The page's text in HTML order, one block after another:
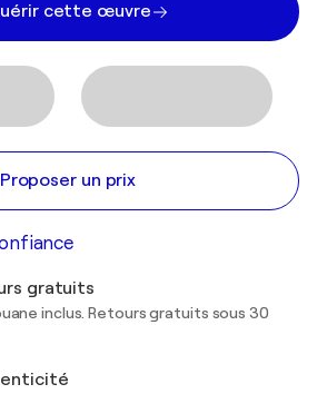
cette œuvre
Proposer un prix
gratuits
inclus. Retours gratuits sous 30